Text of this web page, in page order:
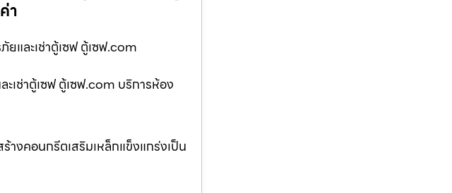
า
ยและเช่าตู้เซฟ ตู้เซฟ.com
เช่าตู้เซฟ ตู้เซฟ.com บริการห้อง
งคอนกรีตเสริมเหล็กแข็งแกร่งเป็น